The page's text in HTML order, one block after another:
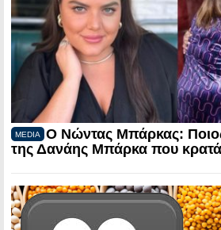
MEDIA
Ο Νώντας Μπάρκας:
της Δανάης Μπάρκα που